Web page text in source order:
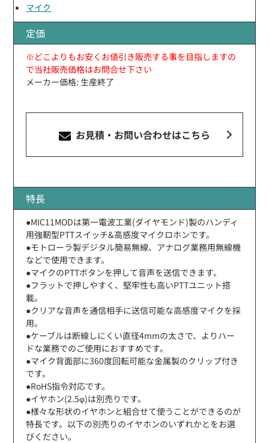
マイク
定価
※どこよりもお安くお値引き販売する事を目指しますの
で当社販売価格はお問合せ下さい
メーカー価格: 生産終了
お見積・お問い合わせはこちら
特長
●MIC11MODは第一電波工業(ダイヤモンド)製のハンディ
用強靭型PTTスイッチ&高感度マイクロホンです。
●モトローラ製デジタル簡易無線、アナログ業務用無線機
などで使用できます。
●マイクのPTTボタンを押して音声を送信できます。
●フラットで押しやすく、堅牢性も高いPTTユニット搭
載。
●クリアな音声を通信相手に送信可能な高感度マイクを採
用。
●ケーブルは断線しにくい直径4mmの太さで、よりハー
ドな業務でのご使用におすすめです。
●マイク背面部に360度回転可能な金属製のクリップ付き
です。
●RoHS指令対応です。
●イヤホン(2.5φ)は別売りです。
●様々な形状のイヤホンと組合せて使うことができるのが
特長です。以下の別売りのイヤホンのいずれかとをお選
びください。